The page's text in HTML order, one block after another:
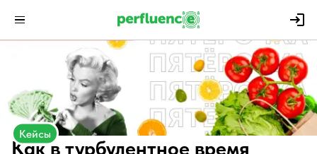
Кейсы
Как в турбулентное время